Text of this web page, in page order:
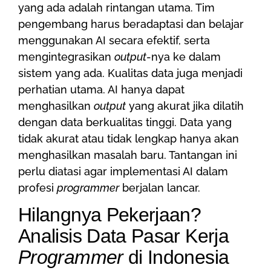
yang ada adalah rintangan utama. Tim
pengembang harus beradaptasi dan belajar
menggunakan AI secara efektif, serta
mengintegrasikan output-nya ke dalam
sistem yang ada. Kualitas data juga menjadi
perhatian utama. AI hanya dapat
menghasilkan output yang akurat jika dilatih
dengan data berkualitas tinggi. Data yang
tidak akurat atau tidak lengkap hanya akan
menghasilkan masalah baru. Tantangan ini
perlu diatasi agar implementasi AI dalam
profesi programmerberjalan lancar.
Hilangnya Pekerjaan?
Analisis Data Pasar Kerja
Programmerdi Indonesia